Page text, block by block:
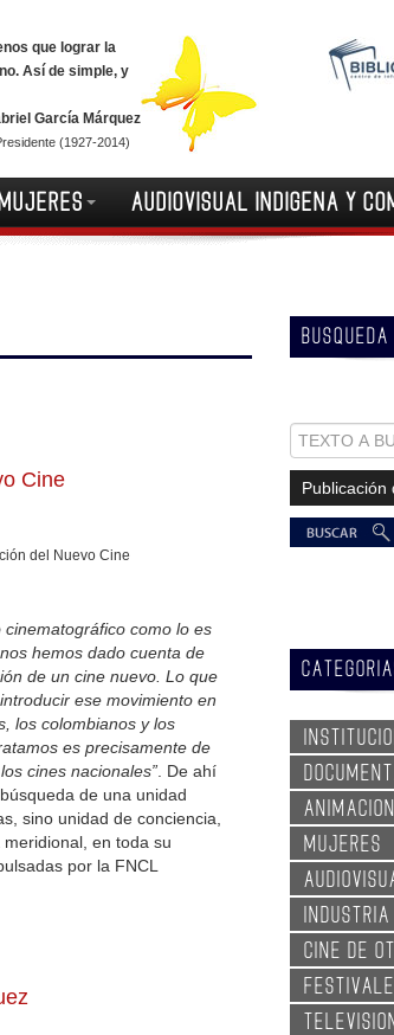
que lograr la
Así de simple, y
García Márquez
(1927-2014)
MUJERES AUDIOVISUAL INDIGENA Y
Cine
del Nuevo Cine
como lo es
hemos dado cuenta de
de un cine nuevo. Lo que
ese movimiento en
los colombianos y los
es precisamente de
cines nacionales” . De ahí
de una unidad
sino unidad de conciencia,
en toda su
por la FNCL
ANIMACION
MUJERES
INDUSTRIA
CINE DE